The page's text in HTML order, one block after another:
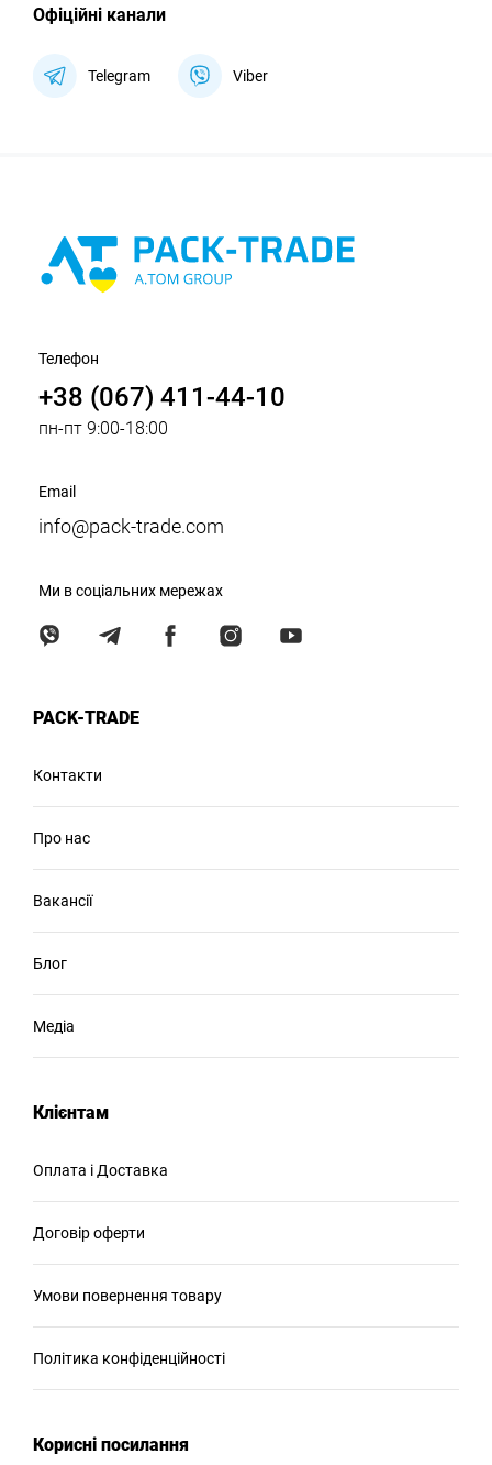
Офіційні канали
Telegram Viber
Телефон
+38 (067) 411-44-10
пн-пт 9:00-18:00
Email
info@pack-trade.com
Ми в соціальних мережах
PACK-TRADE
Контакти
Про нас
Вакансії
Блог
Медіа
Клієнтам
Оплата і Доставка
Договір оферти
Умови повернення товару
Політика конфіденційності
Корисні посилання